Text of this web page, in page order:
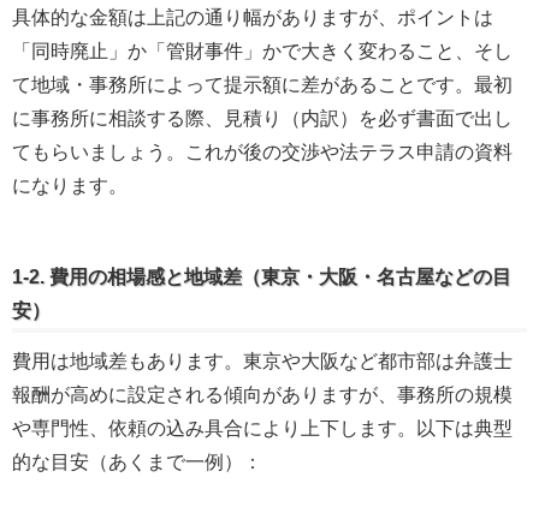
具体的な金額は上記の通り幅がありますが、ポイントは
「同時廃止」か「管財事件」かで大きく変わること、そし
て地域・事務所によって提示額に差があることです。最初
に事務所に相談する際、見積り（内訳）を必ず書面で出し
てもらいましょう。これが後の交渉や法テラス申請の資料
になります。
1-2. 費用の相場感と地域差（東京・大阪・名古屋などの目
安）
費用は地域差もあります。東京や大阪など都市部は弁護士
報酬が高めに設定される傾向がありますが、事務所の規模
や専門性、依頼の込み具合により上下します。以下は典型
的な目安（あくまで一例）：